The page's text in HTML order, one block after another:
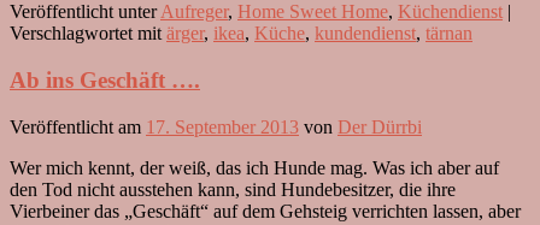
Veröffentlicht unter Aufreger, Home Sweet Home, Küchendienst |
Verschlagwortet mit ärger, ikea, Küche, kundendienst, tärnan
Ab ins Geschäft ….
Veröffentlicht am 17. September 2013 von Der Dürrbi
Wer mich kennt, der weiß, das ich Hunde mag. Was ich aber auf
den Tod nicht ausstehen kann, sind Hundebesitzer, die ihre
Vierbeiner das „Geschäft“ auf dem Gehsteig verrichten lassen, aber